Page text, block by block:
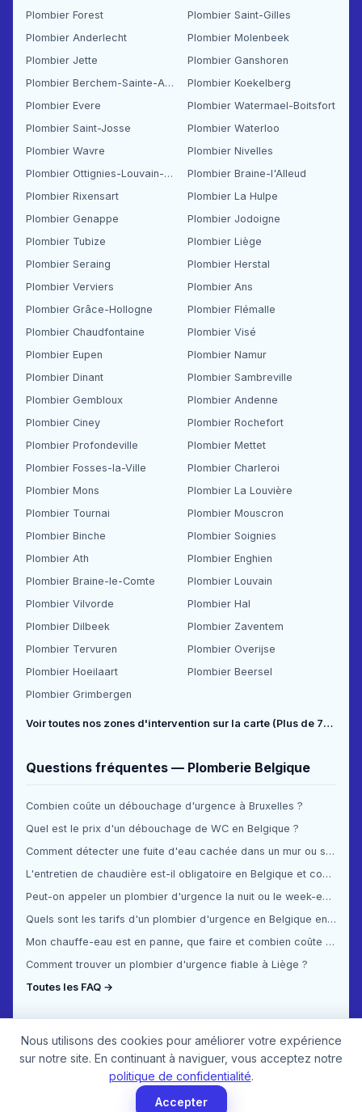
Plombier Forest
Plombier Saint-Gilles
Plombier Anderlecht
Plombier Molenbeek
Plombier Jette
Plombier Ganshoren
Plombier Berchem-Sainte-Agathe
Plombier Koekelberg
Plombier Evere
Plombier Watermael-Boitsfort
Plombier Saint-Josse
Plombier Waterloo
Plombier Wavre
Plombier Nivelles
Plombier Ottignies-Louvain-la-Neuve
Plombier Braine-l'Alleud
Plombier Rixensart
Plombier La Hulpe
Plombier Genappe
Plombier Jodoigne
Plombier Tubize
Plombier Liège
Plombier Seraing
Plombier Herstal
Plombier Verviers
Plombier Ans
Plombier Grâce-Hollogne
Plombier Flémalle
Plombier Chaudfontaine
Plombier Visé
Plombier Eupen
Plombier Namur
Plombier Dinant
Plombier Sambreville
Plombier Gembloux
Plombier Andenne
Plombier Ciney
Plombier Rochefort
Plombier Profondeville
Plombier Mettet
Plombier Fosses-la-Ville
Plombier Charleroi
Plombier Mons
Plombier La Louvière
Plombier Tournai
Plombier Mouscron
Plombier Binche
Plombier Soignies
Plombier Ath
Plombier Enghien
Plombier Braine-le-Comte
Plombier Louvain
Plombier Vilvorde
Plombier Hal
Plombier Dilbeek
Plombier Zaventem
Plombier Tervuren
Plombier Overijse
Plombier Hoeilaart
Plombier Beersel
Plombier Grimbergen
Voir toutes nos zones d'intervention sur la carte (Plus de 70 communes couvertes) →
Questions fréquentes — Plomberie Belgique
Combien coûte un débouchage d'urgence à Bruxelles ?
Quel est le prix d'un débouchage de WC en Belgique ?
Comment détecter une fuite d'eau cachée dans un mur ou sous le sol ?
L'entretien de chaudière est-il obligatoire en Belgique et combien ça coûte ?
Peut-on appeler un plombier d'urgence la nuit ou le week-end en Belgique ?
Quels sont les tarifs d'un plombier d'urgence en Belgique en 2025 ?
Mon chauffe-eau est en panne, que faire et combien coûte la réparation ?
Comment trouver un plombier d'urgence fiable à Liège ?
Toutes les FAQ →
Nous utilisons des cookies pour améliorer votre expérience
sur notre site. En continuant à naviguer, vous acceptez notre
politique de confidentialité.
Accepter